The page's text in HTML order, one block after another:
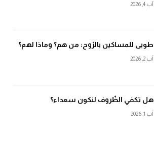
آب 4, 2026
طوبى للمساكين بالرّوح: من هم؟ وماذا لهم؟
آب 2, 2026
هل تكفي الظّروف لنكون سعداء؟
آب 1, 2026